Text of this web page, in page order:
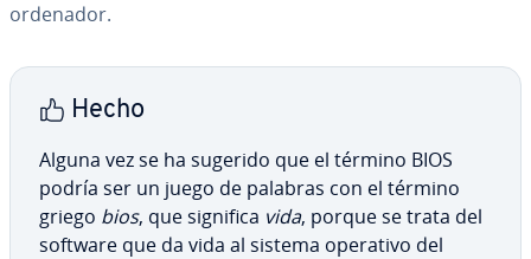
ordenador.
Hecho
Alguna vez se ha sugerido que el término BIOS
podría ser un juego de palabras con el término
griego bios, que significa vida, porque se trata del
software que da vida al sistema operativo del